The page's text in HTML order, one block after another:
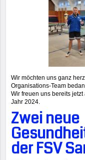
Wir möchten uns ganz
Organisations-Team
Wir freuen uns bereits
Jahr 2024.
Zwei neue
der FSV